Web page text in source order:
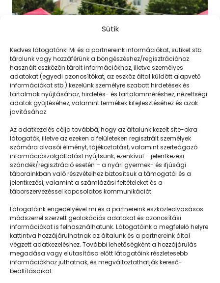
Sütik
Kedves látogatónk! Mi és a partnereink információkat, sütiket stb.
tárolunk vagy hozzáférünk a böngészéshez/regisztrációhoz
használt eszközön tárolt információkhoz, illetve személyes
adatokat (egyedi azonosítókat, az eszköz által küldött alapvető
információkat stb.) kezelünk személyre szabott hirdetések és
tartalmak nyújtásához, hirdetés- és tartalomméréshez, nézettségi
adatok gyűjtéséhez, valamint termékek kifejlesztéséhez és azok
javításához.
Az adatkezelés célja továbbá, hogy az általunk kezelt site-okra
látogatók, illetve az ezeken a felületeken regisztrált személyek
számára olvasói élményt, tájékoztatást, valamint szerteágazó
információszolgáltatást nyújtsunk, ezenkívül – jelentkezési
szándék/regisztráció esetén – a nyári gyermek- és ifjúsági
táborainkban való részvételhez biztosítsuk a támogatói és a
jelentkezési, valamint a számlázási feltételeket és a
táborszervezéssel kapcsolatos kommunikációt.
Látogatóink engedélyével mi és a partnereink eszközleolvasásos
módszerrel szerzett geolokációs adatokat és azonosítási
információkat is felhasználhatunk. Látogatóink a megfelelő helyre
kattintva hozzájárulhatnak az általunk és a partnereink által
végzett adatkezeléshez. További lehetőségként a hozzájárulás
megadása vagy elutasítása előtt látogatóink részletesebb
információkhoz juthatnak, és megváltoztathatják kereső-
beállításaikat.
Táboriból többéves barátságok
Napközisgyerektábor.hu